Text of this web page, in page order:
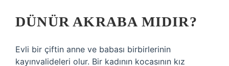
DÜNÜR AKRABA MIDIR?
Evli bir çiftin anne ve babası birbirlerinin
kayınvalideleri olur. Bir kadının kocasının kız